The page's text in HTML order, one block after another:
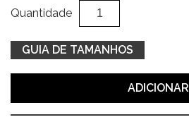
Quantidade
Quantidade
de
Polo
básico
em
GUIA DE TAMANHOS
ADICIONAR